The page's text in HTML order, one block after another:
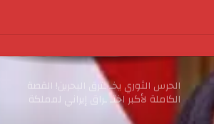
حتي يناير المقبل
الحرس الثوري يخـ ـترق البحرين! القصة
الكاملة لأكبر اختـ ـراق إيراني لمملكة
البحرين؟